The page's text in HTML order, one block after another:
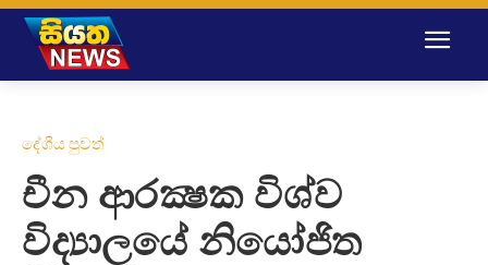
දේශීය පුවත්
චීන ආරක්‍ෂක විශ්ව
විද්‍යාලයේ නියෝජිත